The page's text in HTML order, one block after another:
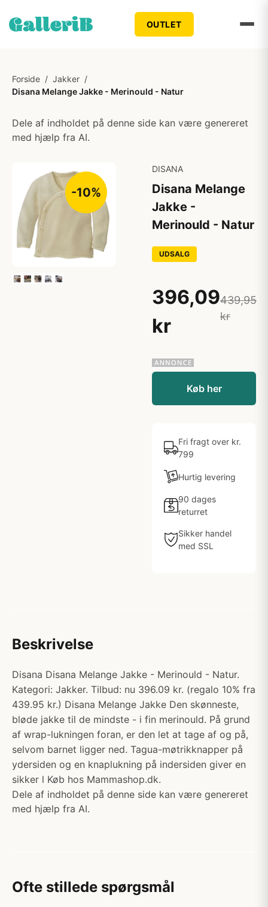
OUTLET
Forside / Jakker /
Disana Melange Jakke - Merinould - Natur
Dele af indholdet på denne side kan være genereret
med hjælp fra AI.
-10%
DISANA
Disana Melange
Jakke -
Merinould - Natur
UDSALG
396,09
kr
439,95
kr
Køb her
Fri fragt over kr.
799
Hurtig levering
90 dages
returret
Sikker handel
med SSL
Beskrivelse
Disana Disana Melange Jakke - Merinould - Natur.
Kategori: Jakker. Tilbud: nu 396.09 kr. (regalo 10% fra
439.95 kr.) Disana Melange Jakke Den skønneste,
bløde jakke til de mindste - i fin merinould. På grund
af wrap-lukningen foran, er den let at tage af og på,
selvom barnet ligger ned. Tagua-møtrikknapper på
ydersiden og en knaplukning på indersiden giver en
sikker l Køb hos Mammashop.dk.
Dele af indholdet på denne side kan være genereret
med hjælp fra AI.
Ofte stillede spørgsmål